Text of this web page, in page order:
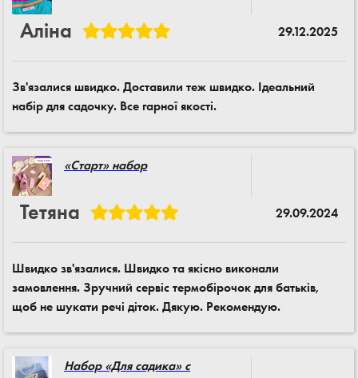
Аліна 29.12.2025
Зв'язалися швидко. Доставили теж швидко. Ідеальний
набір для садочку. Все гарної якості.
«Старт» набор
Тетяна 29.09.2024
Швидко зв'язалися. Швидко та якісно виконали
замовлення. Зручний сервіс термобірочок для батьків,
щоб не шукати речі діток. Дякую. Рекомендую.
Набор «Для садика» с